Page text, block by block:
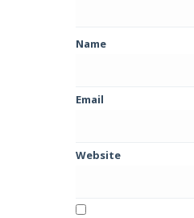
Name
Email
Website